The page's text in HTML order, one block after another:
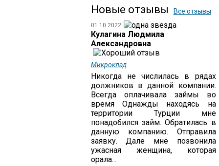
Новые отзывы Все отзывы
01.10.2022
Кулагина Людмила
Александровна
Микроклад
Никогда не числилась в рядах
должников в данной компании.
Всегда оплачивала займы во
время Однажды находясь на
территории Турции мне
понадобился займ. Обратилась в
данную компанию. Отправила
заявку. Дале мне позвонила
ужасная женщина, которая
орала...